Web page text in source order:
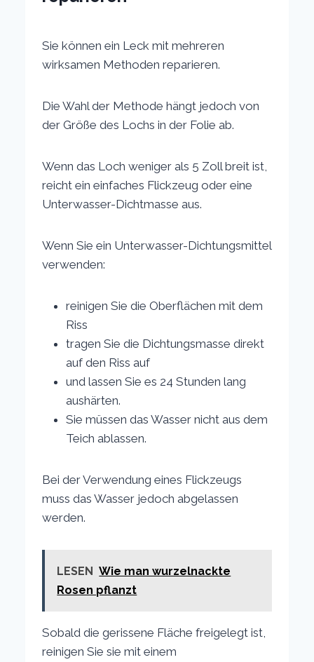
Sie können ein Leck mit mehreren
wirksamen Methoden reparieren.
Die Wahl der Methode hängt jedoch von
der Größe des Lochs in der Folie ab.
Wenn das Loch weniger als 5 Zoll breit ist,
reicht ein einfaches Flickzeug oder eine
Unterwasser-Dichtmasse aus.
Wenn Sie ein Unterwasser-Dichtungsmittel
verwenden:
reinigen Sie die Oberflächen mit dem
Riss
tragen Sie die Dichtungsmasse direkt
auf den Riss auf
und lassen Sie es 24 Stunden lang
aushärten.
Sie müssen das Wasser nicht aus dem
Teich ablassen.
Bei der Verwendung eines Flickzeugs
muss das Wasser jedoch abgelassen
werden.
LESEN Wie man wurzelnackte
Rosen pflanzt
Sobald die gerissene Fläche freigelegt ist,
reinigen Sie sie mit einem